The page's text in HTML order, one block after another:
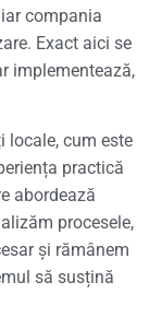
compania
Exact aici se
implementează,
locale, cum este
practică
abordează
procesele,
și rămânem
să susțină